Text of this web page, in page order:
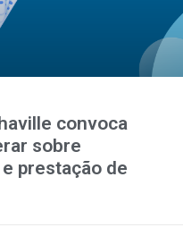
convoca
sobre
prestação de